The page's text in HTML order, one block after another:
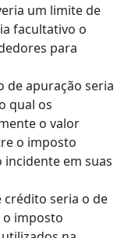
um limite de
facultativo o
para
de apuração seria
qual os
o valor
o imposto
incidente em suas
crédito seria o de
imposto